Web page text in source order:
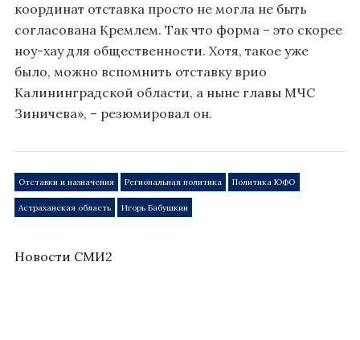
координат отставка просто не могла не быть
согласована Кремлем. Так что форма – это скорее
ноу-хау для общественности. Хотя, такое уже
было, можно вспомнить отставку врио
Калининградской области, а ныне главы МЧС
Зиничева», – резюмировал он.
Отставки и назначения Региональная политика Политика ЮФО
Астраханская область Игорь Бабушкин
Новости СМИ2